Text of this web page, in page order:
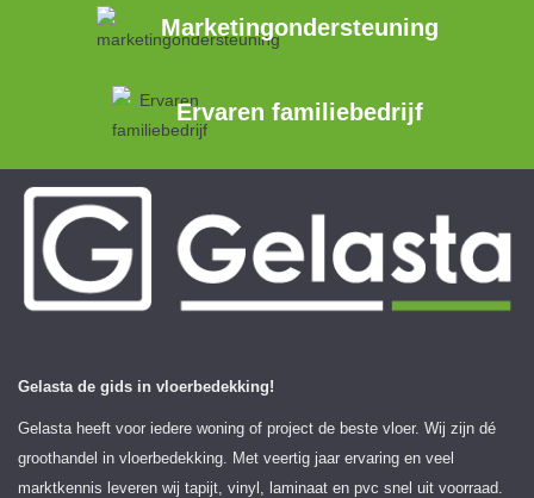
Marketingondersteuning
Ervaren familiebedrijf
Gelasta de gids in vloerbedekking!
Gelasta heeft voor iedere woning of project de beste vloer. Wij zijn dé
groothandel in vloerbedekking. Met veertig jaar ervaring en veel
marktkennis leveren wij tapijt, vinyl, laminaat en pvc snel uit voorraad.